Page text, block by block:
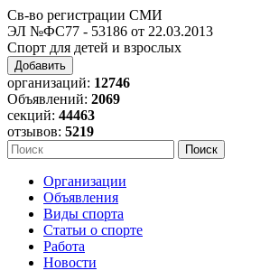
Св-во регистрации СМИ
ЭЛ №ФС77 - 53186 от 22.03.2013
Спорт для детей и взрослых
Добавить
организаций: 12746
Объявлений: 2069
секций: 44463
отзывов: 5219
Организации
Объявления
Виды спорта
Статьи о спорте
Работа
Новости